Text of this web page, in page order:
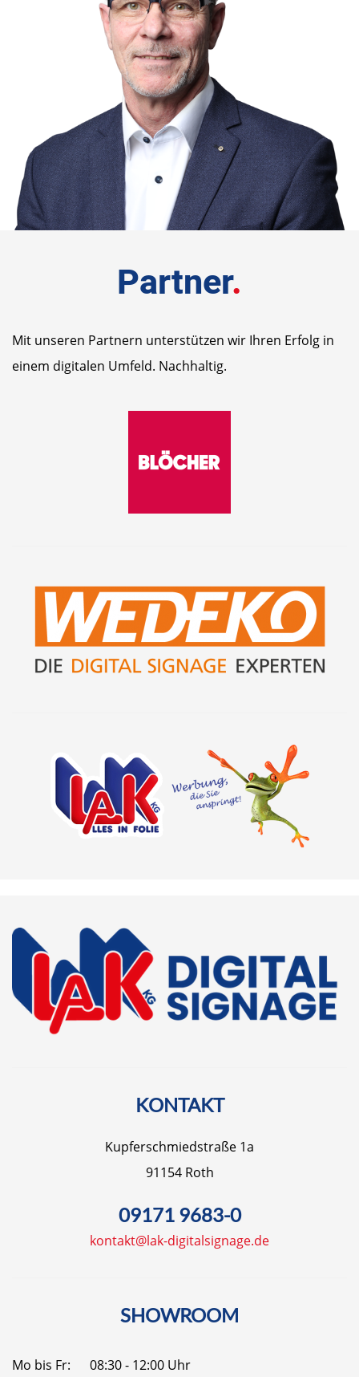
Partner.
Mit unseren Partnern unterstützen wir Ihren Erfolg in
einem digitalen Umfeld. Nachhaltig.
KONTAKT
Kupferschmiedstraße 1a
91154 Roth
09171 9683-0
kontakt@lak-digitalsignage.de
SHOWROOM
Mo bis Fr: 08:30 - 12:00 Uhr